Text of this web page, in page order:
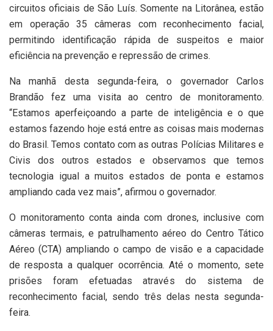
circuitos oficiais de São Luís. Somente na Litorânea, estão
em operação 35 câmeras com reconhecimento facial,
permitindo identificação rápida de suspeitos e maior
eficiência na prevenção e repressão de crimes.
Na manhã desta segunda-feira, o governador Carlos
Brandão fez uma visita ao centro de monitoramento.
“Estamos aperfeiçoando a parte de inteligência e o que
estamos fazendo hoje está entre as coisas mais modernas
do Brasil. Temos contato com as outras Polícias Militares e
Civis dos outros estados e observamos que temos
tecnologia igual a muitos estados de ponta e estamos
ampliando cada vez mais”, afirmou o governador.
O monitoramento conta ainda com drones, inclusive com
câmeras termais, e patrulhamento aéreo do Centro Tático
Aéreo (CTA) ampliando o campo de visão e a capacidade
de resposta a qualquer ocorrência. Até o momento, sete
prisões foram efetuadas através do sistema de
reconhecimento facial, sendo três delas nesta segunda-
feira.